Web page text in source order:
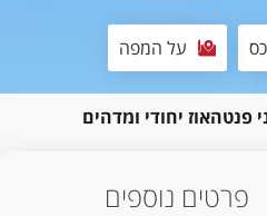
על המפה
פנטהאוז יחודי ומדהים
פרטים נוספים